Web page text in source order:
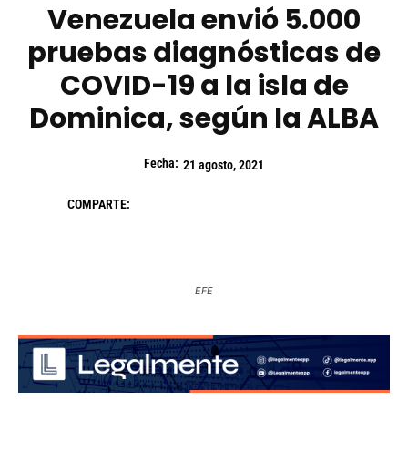
Venezuela envió 5.000
pruebas diagnósticas de
COVID-19 a la isla de
Dominica, según la ALBA
Fecha: 21 agosto, 2021
COMPARTE:
EFE